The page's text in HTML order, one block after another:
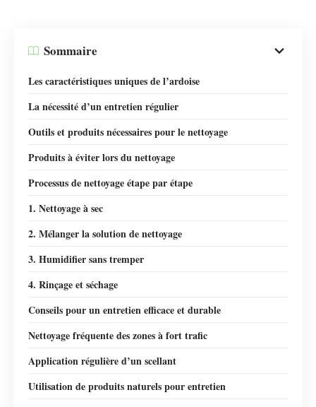
Sommaire
Les caractéristiques uniques de l’ardoise
La nécessité d’un entretien régulier
Outils et produits nécessaires pour le nettoyage
Produits à éviter lors du nettoyage
Processus de nettoyage étape par étape
1. Nettoyage à sec
2. Mélanger la solution de nettoyage
3. Humidifier sans tremper
4. Rinçage et séchage
Conseils pour un entretien efficace et durable
Nettoyage fréquente des zones à fort trafic
Application régulière d’un scellant
Utilisation de produits naturels pour entretien